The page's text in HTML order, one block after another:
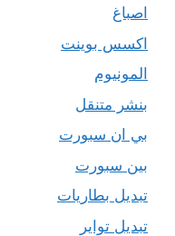
اصباغ
اكسس بوينت
المونيوم
بنشر متنقل
بي ان سبورت
بين سبورت
تبديل بطاريات
تبديل تواير